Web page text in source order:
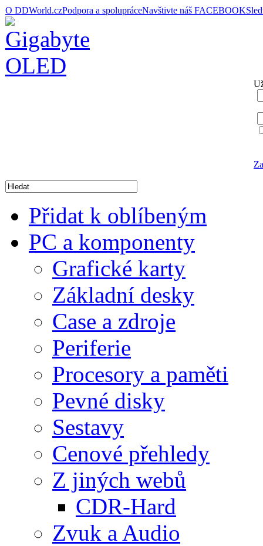
O DDWorld.czPodpora a spolupráceNavštivte náš FACEBOOK
Přidat k oblíbeným
PC a komponenty
Grafické karty
Základní desky
Case a zdroje
Periferie
Procesory a paměti
Pevné disky
Sestavy
Cenové přehledy
Z jiných webů
CDR-Hard
Zvuk a Audio